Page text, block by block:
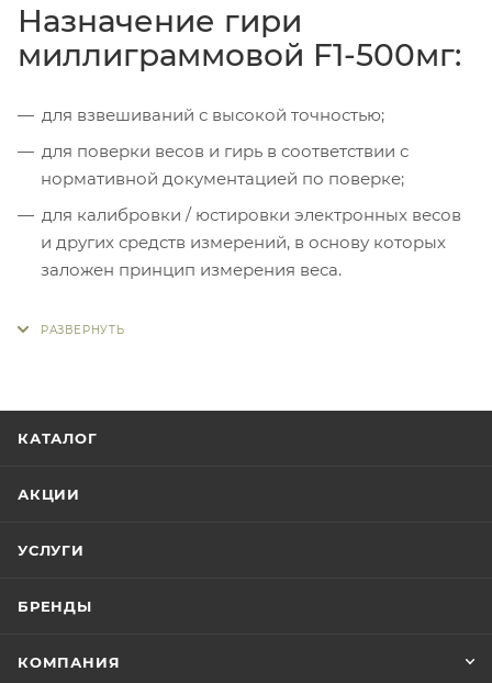
Назначение гири
миллиграммовой F1-500мг:
для взвешиваний с высокой точностью;
для поверки весов и гирь в соответствии с
нормативной документацией по поверке;
для калибровки / юстировки электронных весов
и других средств измерений, в основу которых
заложен принцип измерения веса.
КАТАЛОГ
АКЦИИ
УСЛУГИ
БРЕНДЫ
КОМПАНИЯ